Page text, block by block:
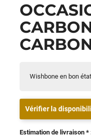
Wishbone en bon
Vérifier la
Estimation de livraison *